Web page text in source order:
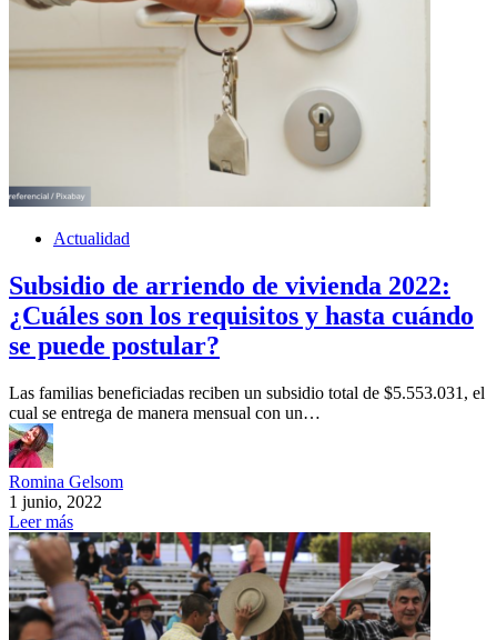
Actualidad
Subsidio de arriendo de vivienda 2022:
¿Cuáles son los requisitos y hasta cuándo
se puede postular?
Las familias beneficiadas reciben un subsidio total de $5.553.031, el
cual se entrega de manera mensual con un…
Romina Gelsom
1 junio, 2022
Leer más